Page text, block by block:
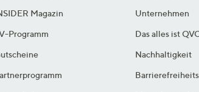
Magazin
Programm
Unternehmen
Das alles ist
Nachhaltigkeit